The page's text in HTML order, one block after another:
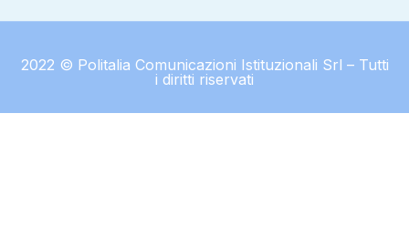
2022 © Politalia Comunicazioni Istituzionali Srl – Tutti
i diritti riservati